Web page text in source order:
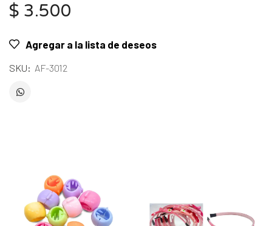
$ 3.500
Agregar a la lista de deseos
SKU: AF-3012